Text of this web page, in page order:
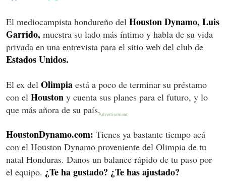
El mediocampista hondureño del Houston Dynamo, Luis
Garrido, muestra su lado más íntimo y habla de su vida
privada en una entrevista para el sitio web del club de
Estados Unidos.
El ex del Olimpia está a poco de terminar su préstamo
con el Houston y cuenta sus planes para el futuro, y lo
que más añora de su país.
HoustonDynamo.com: Tienes ya bastante tiempo acá
con el Houston Dynamo proveniente del Olimpia de tu
natal Honduras. Danos un balance rápido de tu paso por
el equipo. ¿Te ha gustado? ¿Te has ajustado?